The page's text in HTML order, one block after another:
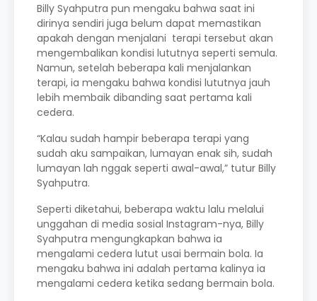
Billy Syahputra pun mengaku bahwa saat ini
dirinya sendiri juga belum dapat memastikan
apakah dengan menjalani terapi tersebut akan
mengembalikan kondisi lututnya seperti semula.
Namun, setelah beberapa kali menjalankan
terapi, ia mengaku bahwa kondisi lututnya jauh
lebih membaik dibanding saat pertama kali
cedera.
“Kalau sudah hampir beberapa terapi yang
sudah aku sampaikan, lumayan enak sih, sudah
lumayan lah nggak seperti awal-awal,” tutur Billy
Syahputra.
Seperti diketahui, beberapa waktu lalu melalui
unggahan di media sosial Instagram-nya, Billy
Syahputra mengungkapkan bahwa ia
mengalami cedera lutut usai bermain bola. Ia
mengaku bahwa ini adalah pertama kalinya ia
mengalami cedera ketika sedang bermain bola.